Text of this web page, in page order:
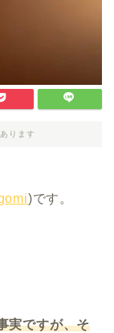
ります
)です。
実ですが、そ